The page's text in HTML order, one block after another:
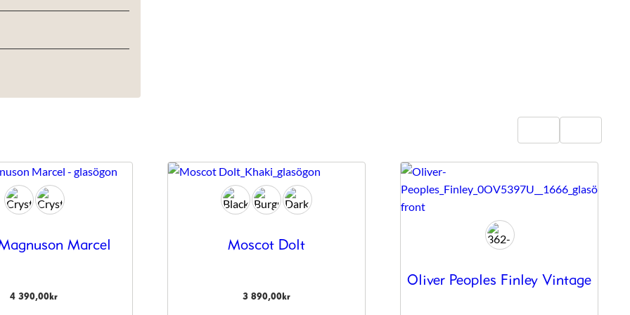
Marcel
4 390,00kr
Moscot Dolt
3 890,00kr
Oliver Peoples Finley Vintage